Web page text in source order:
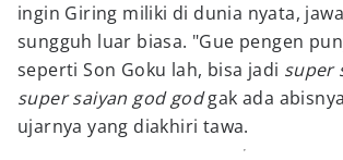
ingin Giring miliki di dunia nyata,
sungguh luar biasa. "Gue pengen
seperti Son Goku lah, bisa jadi super
super saiyan god godgak ada
ujarnya yang diakhiri tawa.